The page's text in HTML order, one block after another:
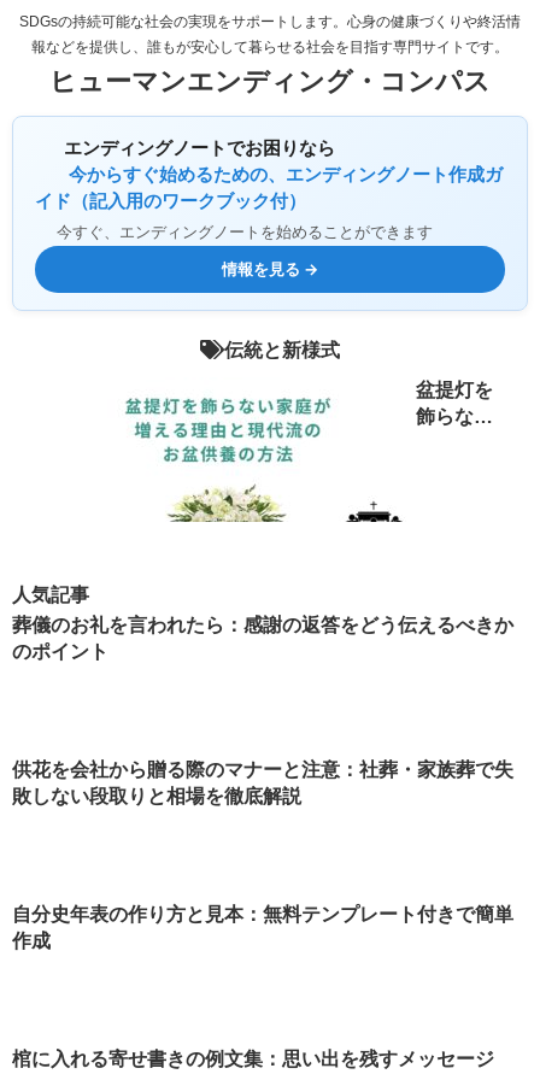
SDGsの持続可能な社会の実現をサポートします。心身の健康づくりや終活情
報などを提供し、誰もが安心して暮らせる社会を目指す専門サイトです。
ヒューマンエンディング・コンパス
エンディングノートでお困りなら
今からすぐ始めるための、エンディングノート作成ガ
イド（記入用のワークブック付）
今すぐ、エンディングノートを始めることができます
情報を見る →
伝統と新様式
盆提灯を
飾らない
人気記事
葬儀のお礼を言われたら：感謝の返答をどう伝えるべきか
のポイント
供花を会社から贈る際のマナーと注意：社葬・家族葬で失
敗しない段取りと相場を徹底解説
自分史年表の作り方と見本：無料テンプレート付きで簡単
作成
棺に入れる寄せ書きの例文集：思い出を残すメッセージ